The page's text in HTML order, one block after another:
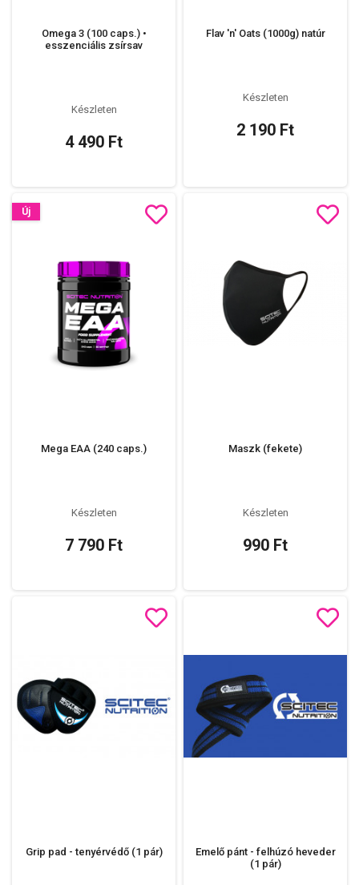
Omega 3 (100 caps.) •
esszenciális zsírsav
Készleten
4 490 Ft
Flav 'n' Oats (1000g) natúr
Készleten
2 190 Ft
Új
Mega EAA (240 caps.)
Készleten
7 790 Ft
Maszk (fekete)
Készleten
990 Ft
Grip pad - tenyérvédő (1 pár)
Emelő pánt - felhúzó heveder
(1 pár)